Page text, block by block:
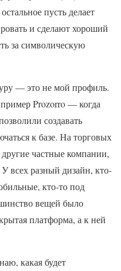
пусть делает
и сделают хороший
за символическую
— это не мой профиль.
Prozorro — когда
создавать
к базе. На торговых
частные компании,
всех разный дизайн, кто-
кто-то под
вещей было
платформа, а к ней
какая будет